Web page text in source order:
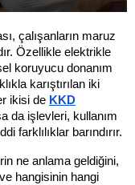
çalışanların maruz
Özellikle elektrikle
koruyucu donanım
karıştırılan iki
ikisi de KKD
da işlevleri, kullanım
farklılıklar barındırır.
ne anlama geldiğini,
hangisinin hangi